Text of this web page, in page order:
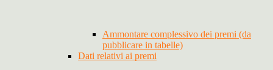
Ammontare complessivo dei premi (da
pubblicare in tabelle)
Dati relativi ai premi